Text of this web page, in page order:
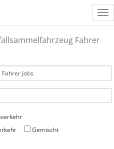
Fahrer
Gemischt